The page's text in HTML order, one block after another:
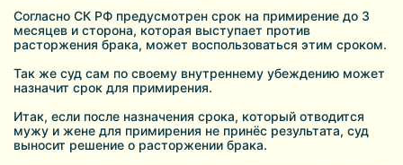
Согласно СК РФ предусмотрен срок на примирение до 3
месяцев и сторона, которая выступает против
расторжения брака, может воспользоваться этим сроком.
Так же суд сам по своему внутреннему убеждению может
назначит срок для примирения.
Итак, если после назначения срока, который отводится
мужу и жене для примирения не принёс результата, суд
выносит решение о расторжении брака.